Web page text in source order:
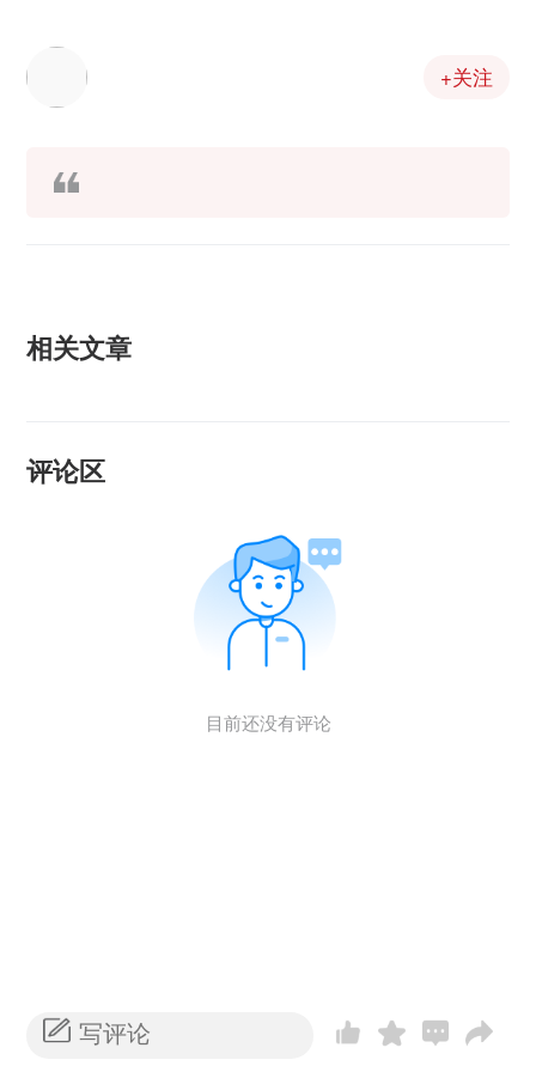
+关注
相关文章
评论区
目前还没有评论